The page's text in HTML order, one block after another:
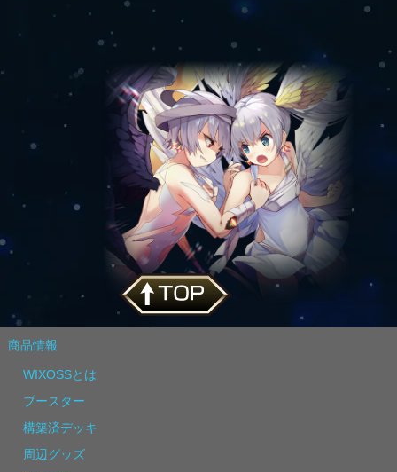
商品情報
WIXOSSとは
ブースター
構築済デッキ
周辺グッズ